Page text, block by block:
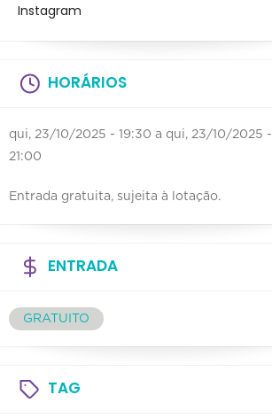
Instagram
HORÁRIOS
qui, 23/10/2025 - 19:30 a qui, 23/10/2025 -
21:00
Entrada gratuita, sujeita à lotação.
ENTRADA
GRATUITO
TAG